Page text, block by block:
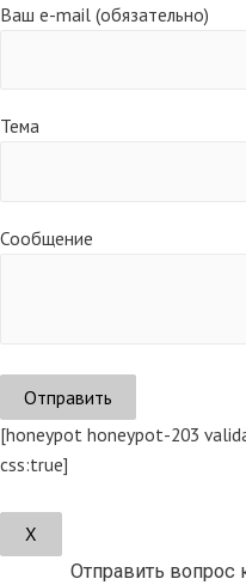
Ваш e-mail (обязательно)
Тема
Сообщение
[honeypot honeypot-203
css:true]
Х
Отправить